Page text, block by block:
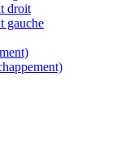
droit
gauche